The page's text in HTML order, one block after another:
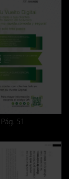
Pág. 51